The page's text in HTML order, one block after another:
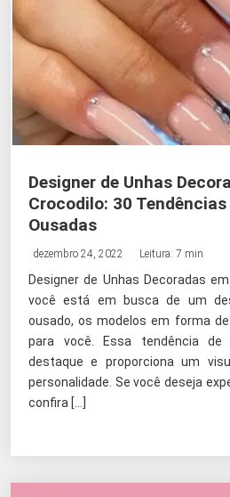
Designer de Unhas
Crocodilo: 30
Ousadas
dezembro 24, 2022 Leitura: 7 min
Designer de Unhas Decoradas
você está em busca de um
ousado, os modelos em forma
para você. Essa tendência
destaque e proporciona um
personalidade. Se você deseja
confira […]